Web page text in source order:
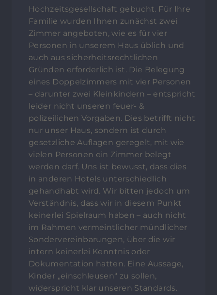
Hochzeitsgesellschaft gebucht. Für Ihre
Familie wurden Ihnen zunächst zwei
Zimmer angeboten, wie es für vier
Personen in unserem Haus üblich und
auch aus sicherheitsrechtlichen
Gründen erforderlich ist. Die Belegung
eines Doppelzimmers mit vier Personen
– darunter zwei Kleinkindern – entspricht
leider nicht unseren feuer- &
polizeilichen Vorgaben. Dies betrifft nicht
nur unser Haus, sondern ist durch
gesetzliche Auflagen geregelt, mit wie
vielen Personen ein Zimmer belegt
werden darf. Uns ist bewusst, dass dies
in anderen Hotels unterschiedlich
gehandhabt wird. Wir bitten jedoch um
Verständnis, dass wir in diesem Punkt
keinerlei Spielraum haben – auch nicht
im Rahmen vermeintlicher mündlicher
Sondervereinbarungen, über die wir
intern keinerlei Kenntnis oder
Dokumentation hatten. Eine Aussage,
Kinder „einschleusen“ zu sollen,
widerspricht klar unseren Standards.